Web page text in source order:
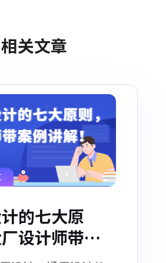
相关文章
的七大原
设计师带案